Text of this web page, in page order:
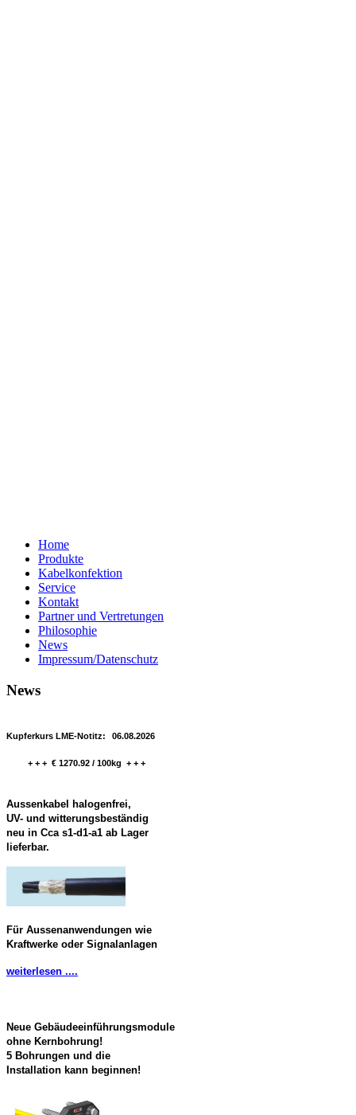
Home
Produkte
Kabelkonfektion
Service
Kontakt
Partner und Vertretungen
Philosophie
News
Impressum/Datenschutz
News
Kupferkurs LME-Notitz: 06.08.2026
+ + + € 1270.92 / 100kg + + +
Aussenkabel halogenfrei,
UV- und witterungsbeständig
neu in Cca s1-d1-a1 ab Lager
lieferbar.
Für Aussenanwendungen wie
Kraftwerke oder Signalanlagen
weiterlesen ....
Neue Gebäudeeinführungsmodule
ohne Kernbohrung!
5 Bohrungen und die
Installation kann beginnen!